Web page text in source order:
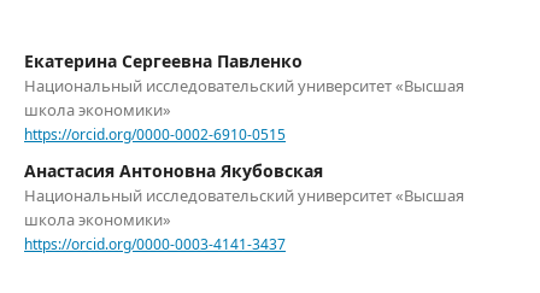
Екатерина Сергеевна Павленко
Национальный исследовательский университет «Высшая
школа экономики»
https://orcid.org/0000-0002-6910-0515
Анастасия Антоновна Якубовская
Национальный исследовательский университет «Высшая
школа экономики»
https://orcid.org/0000-0003-4141-3437